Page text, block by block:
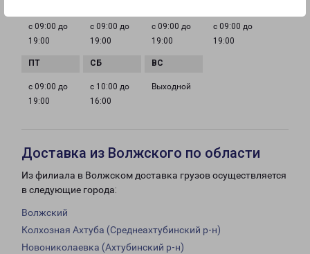
с 09:00 до
19:00
с 09:00 до
19:00
с 09:00 до
19:00
с 09:00 до
19:00
с 09:00 до
19:00
с 10:00 до
16:00
Выходной
Доставка из Волжского по области
Из филиала в Волжском доставка грузов осуществляется
в следующие города:
Волжский
Колхозная Ахтуба (Среднеахтубинский р-н)
Новониколаевка (Ахтубинский р-н)